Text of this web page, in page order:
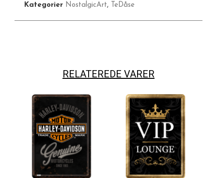
Kategorier NostalgicArt, TeDåse
RELATEREDE VARER